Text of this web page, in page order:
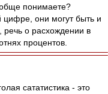
понимаете?
цифре, они могут быть и
о расхождении в
процентов.
сататистика - это